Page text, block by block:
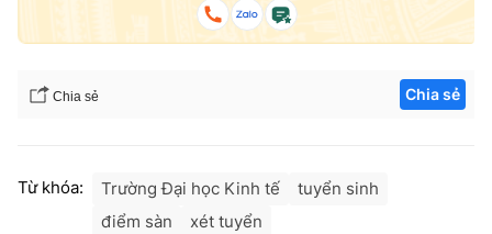
Chia sẻ Chia sẻ
Từ khóa: Trường Đại học Kinh tế
tuyển sinh
điểm sàn
xét tuyển